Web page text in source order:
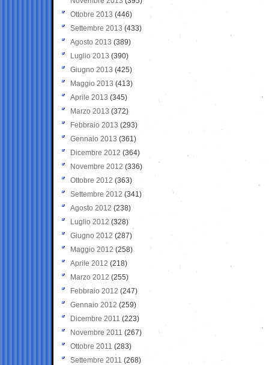
Ottobre 2013 (446)
Settembre 2013 (433)
Agosto 2013 (389)
Luglio 2013 (390)
Giugno 2013 (425)
Maggio 2013 (413)
Aprile 2013 (345)
Marzo 2013 (372)
Febbraio 2013 (293)
Gennaio 2013 (361)
Dicembre 2012 (364)
Novembre 2012 (336)
Ottobre 2012 (363)
Settembre 2012 (341)
Agosto 2012 (238)
Luglio 2012 (328)
Giugno 2012 (287)
Maggio 2012 (258)
Aprile 2012 (218)
Marzo 2012 (255)
Febbraio 2012 (247)
Gennaio 2012 (259)
Dicembre 2011 (223)
Novembre 2011 (267)
Ottobre 2011 (283)
Settembre 2011 (268)